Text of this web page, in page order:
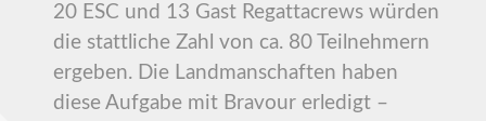
20 ESC und 13 Gast Regattacrews würden
die stattliche Zahl von ca. 80 Teilnehmern
ergeben. Die Landmanschaften haben
diese Aufgabe mit Bravour erledigt –